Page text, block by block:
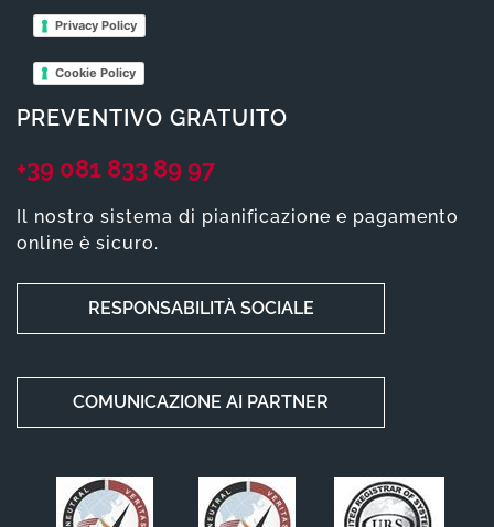
Privacy Policy
Cookie Policy
PREVENTIVO GRATUITO
+39 081 833 89 97
Il nostro sistema di pianificazione e pagamento
online è sicuro.
RESPONSABILITÀ SOCIALE
COMUNICAZIONE AI PARTNER